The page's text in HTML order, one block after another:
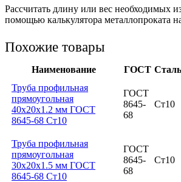
Рассчитать длину или вес необходимых
помощью калькулятора металлопроката
Похожие товары
Наименование ГОСТ Сталь
Труба профильная
прямоугольная
40x20x1.2 мм ГОСТ
8645-68 Ст10
ГОСТ
8645-
68
Ст10
Труба профильная
прямоугольная
30x20x1.5 мм ГОСТ
8645-68 Ст10
ГОСТ
8645-
68
Ст10